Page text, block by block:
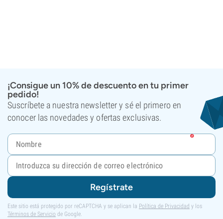
¡Consigue un 10% de descuento en tu primer
pedido!
Suscríbete a nuestra newsletter y sé el primero en
conocer las novedades y ofertas exclusivas.
Regístrate
Este sitio está protegido por reCAPTCHA y se aplican la Política de Privacidad y los
Términos de Servicio de Google.